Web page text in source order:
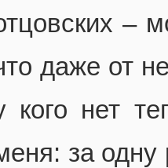
–
даже от
кого нет
за